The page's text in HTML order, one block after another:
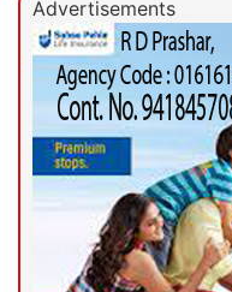
Advertisements